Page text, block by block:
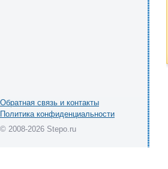
Обратная связь и контакты
Политика конфиденциальности
© 2008-2026 Stepo.ru